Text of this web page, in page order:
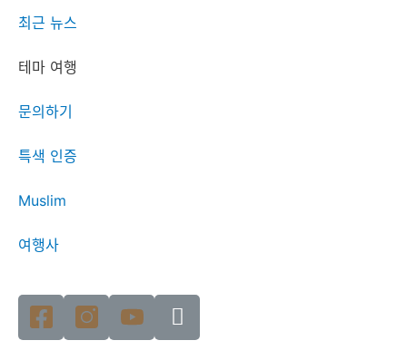
최근 뉴스
테마 여행
문의하기
특색 인증
Muslim
여행사